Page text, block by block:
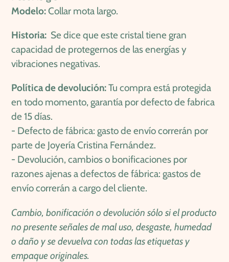
carrito
compra
Modelo:Collar mota largo.
Historia: Se dice que este cristal tiene gran
capacidad de protegernos de las energías y
vibraciones negativas.
Política de devolución:Tu compra está protegida
en todo momento, garantía por defecto de fabrica
de 15 días.
- Defecto de fábrica: gasto de envío correrán por
parte de Joyería Cristina Fernández.
- Devolución, cambios o bonificaciones por
razones ajenas a defectos de fábrica: gastos de
envío correrán a cargo del cliente.
Cambio, bonificación o devolución sólo si el producto
no presente señales de mal uso, desgaste, humedad
o daño y se devuelva con todas las etiquetas y
empaque originales.